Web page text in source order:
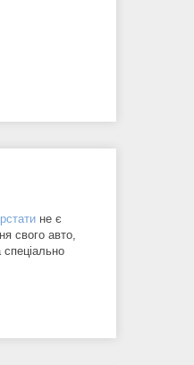
не є
свого авто,
спеціально